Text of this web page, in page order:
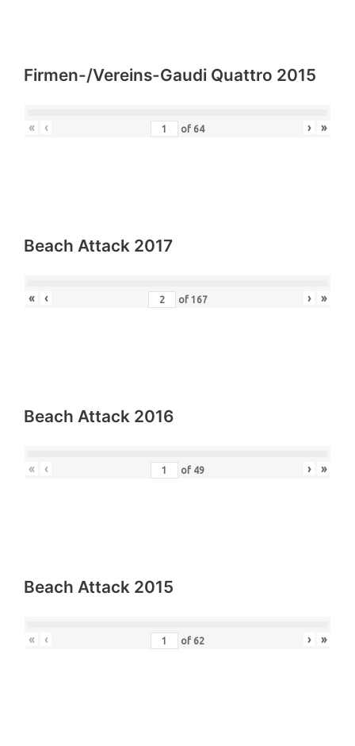
Firmen-/Vereins-Gaudi Quattro 2015
« ‹ of 64 › »
Beach Attack 2017
« ‹ of 167 › »
Beach Attack 2016
« ‹ of 49 › »
Beach Attack 2015
« ‹ of 62 › »